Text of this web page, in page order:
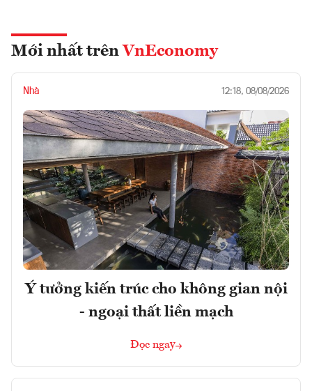
Mới nhất trên VnEconomy
Nhà 12:18, 08/08/2026
Ý tưởng kiến trúc cho không gian nội
- ngoại thất liền mạch
Đọc ngay